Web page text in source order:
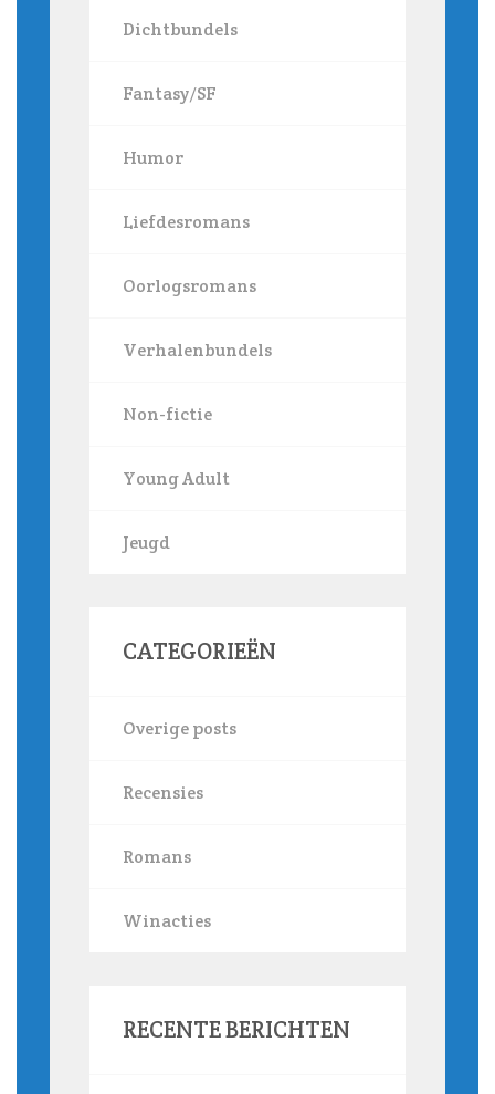
Dichtbundels
Fantasy/SF
Humor
Liefdesromans
Oorlogsromans
Verhalenbundels
Non-fictie
Young Adult
Jeugd
CATEGORIEËN
Overige posts
Recensies
Romans
Winacties
RECENTE BERICHTEN